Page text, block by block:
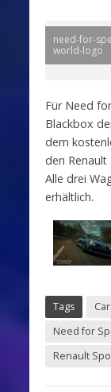
need-for-
world-logo
Für Need
Blackbox
dem
den Renault
Alle drei
erhältlich.
Tags
Need for
Renault